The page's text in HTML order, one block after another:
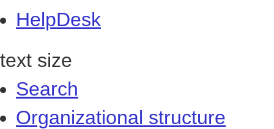
HelpDesk
text size
Search
Organizational structure